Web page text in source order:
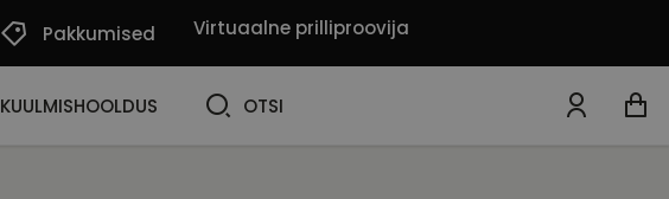
Pakkumised Virtuaalne prilliproovija
KUULMISHOOLDUS OTSI